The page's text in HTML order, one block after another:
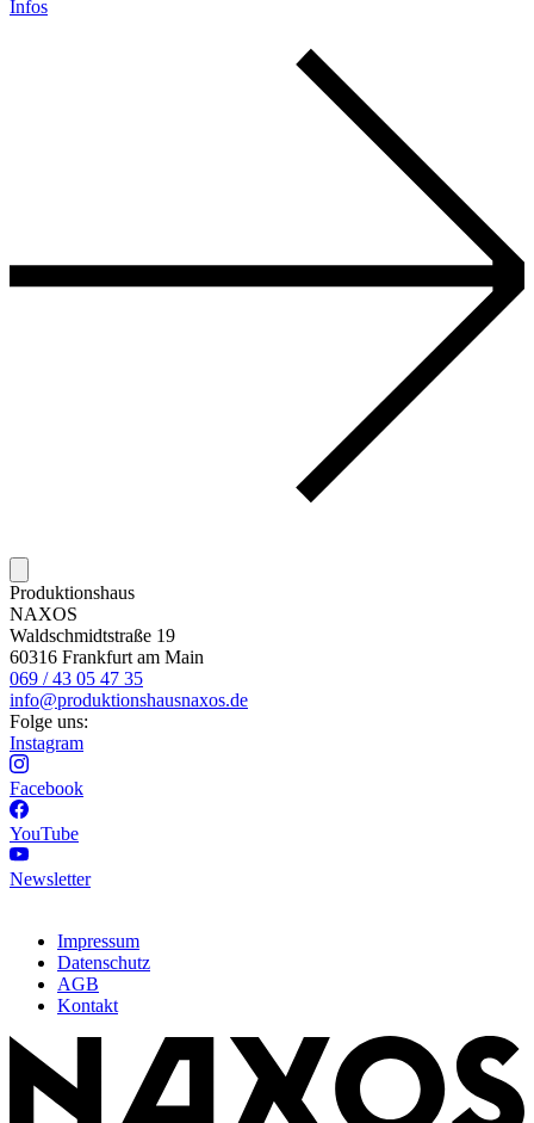
Infos
Produktionshaus
NAXOS
Waldschmidtstraße 19
60316 Frankfurt am Main
069 / 43 05 47 35
info@produktionshausnaxos.de
Folge uns:
Instagram
Facebook
YouTube
Newsletter
Impressum
Datenschutz
AGB
Kontakt